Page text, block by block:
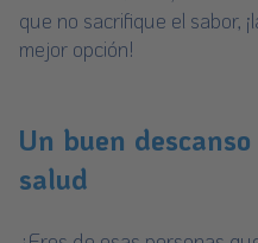
que no sacrifique el sabor,
mejor opción!
Un buen
salud